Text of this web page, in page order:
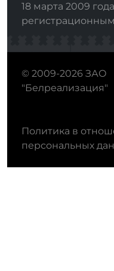
18 марта 2009
регистрационным
© 2009-2026 ЗАО
"Белреализация"
Политика в
персональных